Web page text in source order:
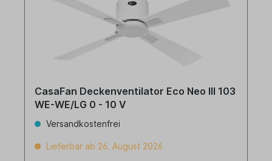
CasaFan Deckenventilator Eco Neo III 103
WE-WE/LG 0 - 10 V
Versandkostenfrei
Lieferbar ab 26. August 2026